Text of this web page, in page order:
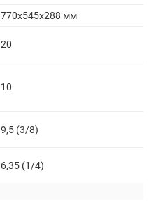
770x545x288 мм
20
10
9,5 (3/8)
6,35 (1/4)